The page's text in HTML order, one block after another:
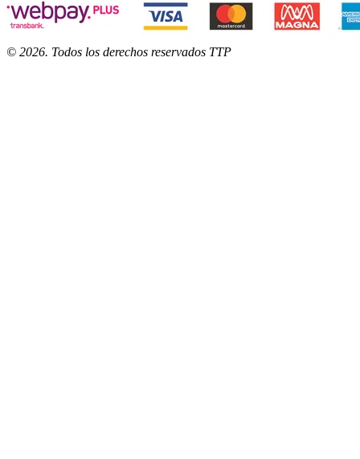
© 2026. Todos los derechos reservados TTP